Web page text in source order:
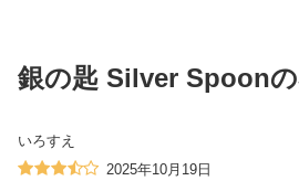
銀の匙 Silver Spoon
いろすえ
2025年10月19日